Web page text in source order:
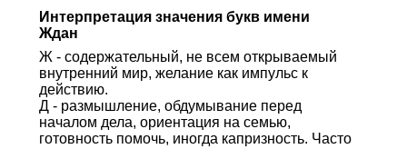
Интерпретация значения букв имени
Ждан
Ж - содержательный, не всем открываемый
внутренний мир, желание как импульс к
действию.
Д - размышление, обдумывание перед
началом дела, ориентация на семью,
готовность помочь, иногда капризность. Часто